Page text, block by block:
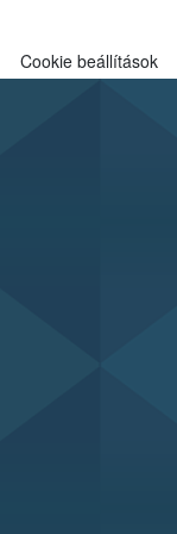
Cookie beállítások